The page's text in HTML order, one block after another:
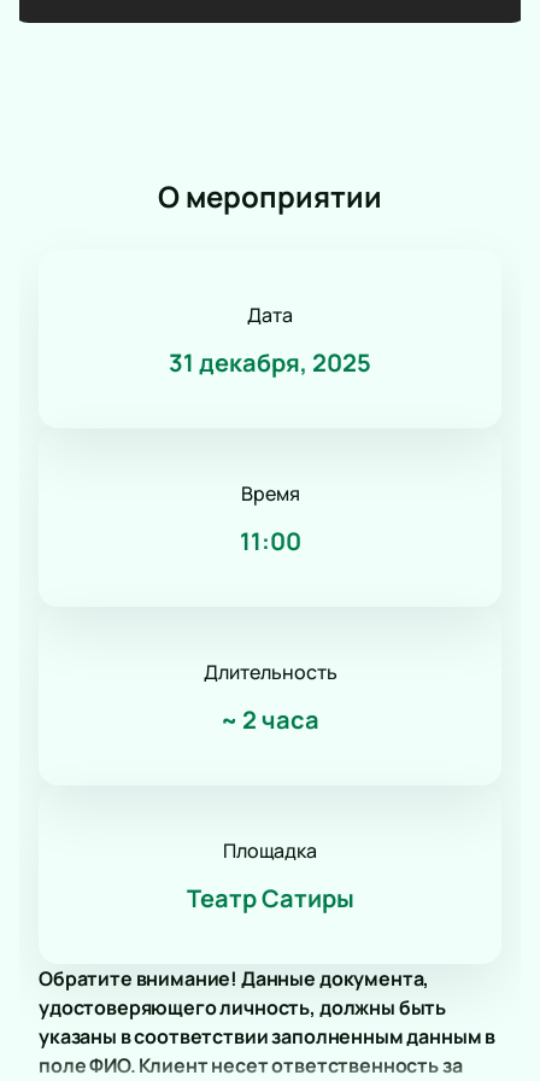
О мероприятии
Дата
31 декабря, 2025
Время
11:00
Длительность
~ 2 часа
Площадка
Театр Сатиры
Обратите внимание! Данные документа,
удостоверяющего личность, должны быть
указаны в соответствии заполненным данным в
поле ФИО. Клиент несет ответственность за